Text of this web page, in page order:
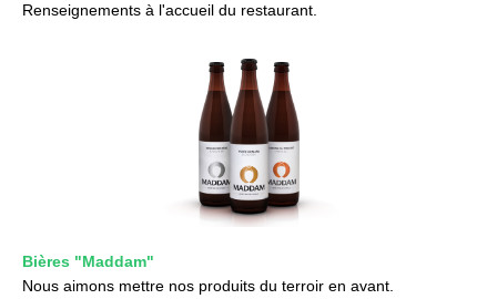
Renseignements à l'accueil du restaurant.
Bières "Maddam"
Nous aimons mettre nos produits du terroir en avant.